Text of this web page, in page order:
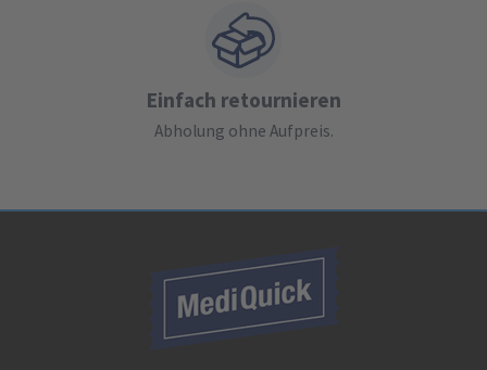
Einfach retournieren
Abholung ohne Aufpreis.